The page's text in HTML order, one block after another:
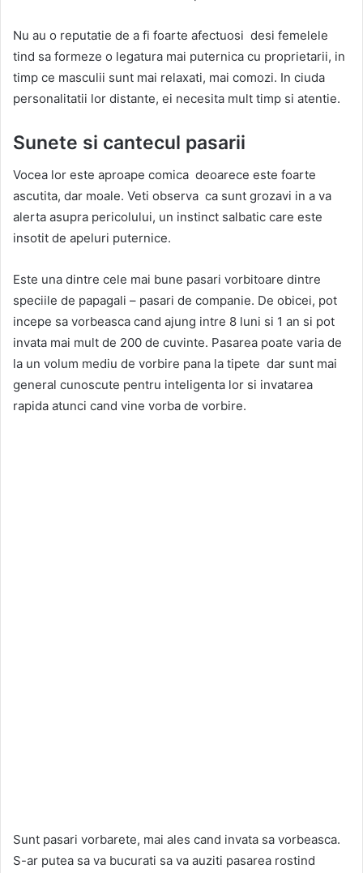
Nu au o reputatie de a fi foarte afectuosi desi femelele
tind sa formeze o legatura mai puternica cu proprietarii, in
timp ce masculii sunt mai relaxati, mai comozi. In ciuda
personalitatii lor distante, ei necesita mult timp si atentie.
Sunete si cantecul pasarii
Vocea lor este aproape comica deoarece este foarte
ascutita, dar moale. Veti observa ca sunt grozavi in a va
alerta asupra pericolului, un instinct salbatic care este
insotit de apeluri puternice.
Este una dintre cele mai bune pasari vorbitoare dintre
speciile de papagali – pasari de companie. De obicei, pot
incepe sa vorbeasca cand ajung intre 8 luni si 1 an si pot
invata mai mult de 200 de cuvinte. Pasarea poate varia de
la un volum mediu de vorbire pana la tipete dar sunt mai
general cunoscute pentru inteligenta lor si invatarea
rapida atunci cand vine vorba de vorbire.
Sunt pasari vorbarete, mai ales cand invata sa vorbeasca.
S-ar putea sa va bucurati sa va auziti pasarea rostind